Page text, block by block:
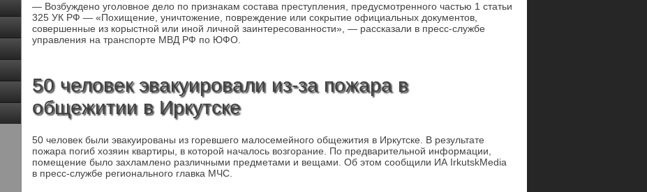
— Возбуждено уголовное дело по признакам состава преступления, предусмотренного частью 1 статьи
325 УК РФ — «Похищение, уничтожение, повреждение или сокрытие официальных документов,
совершенные из корыстной или иной личной заинтересованности», — рассказали в пресс-службе
управления на транспорте МВД РФ по ЮФО.
50 человек эвакуировали из-за пожара в
общежитии в Иркутске
50 человек были эвакуированы из горевшего малосемейного общежития в Иркутске. В результате
пожара погиб хозяин квартиры, в которой началось возгорание. По предварительной информации,
помещение было захламлено различными предметами и вещами. Об этом сообщили ИА IrkutskMedia
в пресс-службе регионального главка МЧС.